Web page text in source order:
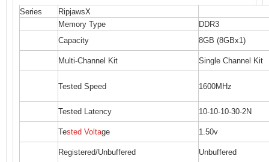
Series
RipjawsX
Memory Type
DDR3
Capacity
8GB (8GBx1)
Multi-Channel Kit Single Channel Kit
Tested Speed 1600MHz
Tested Latency 10-10-10-30-2N
Tested Voltage 1.50v
Registered/Unbuffered Unbuffered